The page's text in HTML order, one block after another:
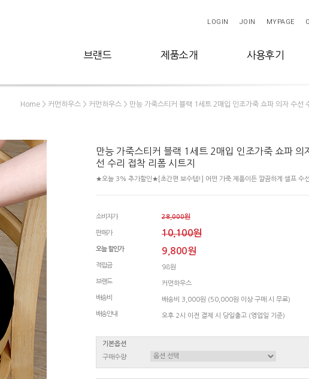
LOGIN JOIN MYPAGE
브랜드 제품소개 사용후기
Home > 커먼하우스 > 커먼하우스 > 만능 가죽스티커 블랙 1세트 2매입 인조가죽 쇼파 의자 수선
만능 가죽스티커 블랙 1세트 2매입 인조가죽 쇼파 의
선 수리 접착 리폼 시트지
★오늘 3% 추가할인★[초간편 보수템!] 어떤 가죽 제품이든 깔끔하게 셀프 수
소비자가 28,000원
판매가 10,100원
오늘 할인가 9,800원
적립금 98원
브랜드 커먼하우스
배송비 배송비 3,000원 (50,000원 이상 구매 시 무료)
배송안내 오후 2시 이전 결제 시 당일출고 (영업일 기준)
기본옵션
구매수량